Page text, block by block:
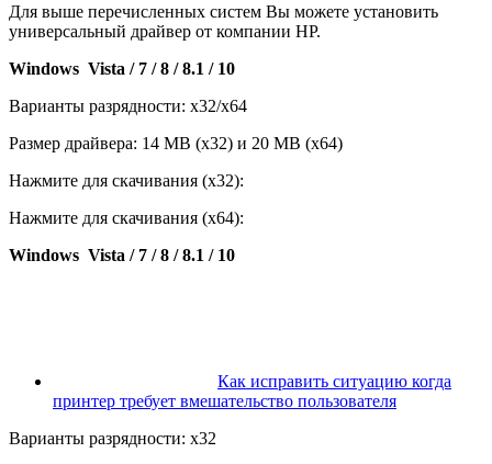
Для выше перечисленных систем Вы можете установить
универсальный драйвер от компании HP.
Windows Vista / 7 / 8 / 8.1 / 10
Варианты разрядности: x32/x64
Размер драйвера: 14 MB (x32) и 20 MB (x64)
Нажмите для скачивания (x32):
Нажмите для скачивания (x64):
Windows Vista / 7 / 8 / 8.1 / 10
Как исправить ситуацию когда
принтер требует вмешательство пользователя
Варианты разрядности: x32